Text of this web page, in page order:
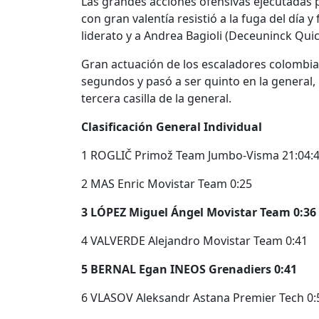
con gran valentía resistió a la fuga del día
liderato y a Andrea Bagioli (Deceuninck
Gran actuación de los escaladores
segundos y pasó a ser quinto en la
tercera casilla de la general.
Clasificación General Individual
1 ROGLIČ Primož Team Jumbo-Visma
2 MAS Enric Movistar Team 0:25
3 LÓPEZ Miguel Ángel Movistar Team 0:36
4 VALVERDE Alejandro Movistar Team 0:41
5 BERNAL Egan INEOS Grenadiers 0:41
6 VLASOV Aleksandr Astana Premier Tech